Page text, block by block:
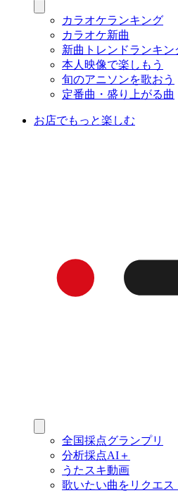
カラオケランキング
カラオケ新曲
新曲トレンドランキン
本人映像で楽しもう
旬のアニソンを歌おう
定番曲・盛り上がる曲
お店でもっと楽しむ
全国採点グランプリ
分析採点AI＋
うたスキ動画
歌いたい曲をリクエス